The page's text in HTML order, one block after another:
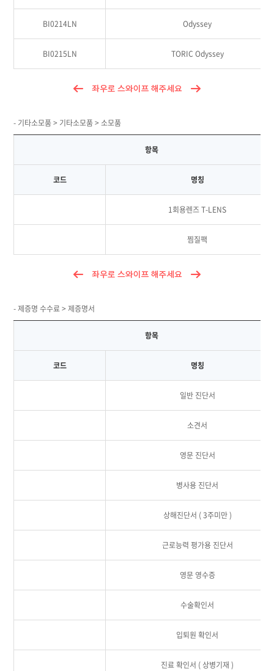
BI0214LN Odyssey
BI0215LN TORIC Odyssey
- 기타소모품 > 기타소모품 > 소모품
항목
코드 명칭
1회용렌즈 T-LENS
찜질팩
- 제증명 수수료 > 제증명서
항목
코드 명칭
일반 진단서
소견서
영문 진단서
병사용 진단서
상해진단서 ( 3주미만 )
근로능력 평가용 진단서
영문 영수증
수술확인서
입퇴원 확인서
진료 확인서 ( 상병기재 )